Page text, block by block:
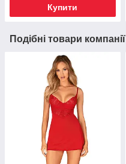
Купити
Подібні товари компанії